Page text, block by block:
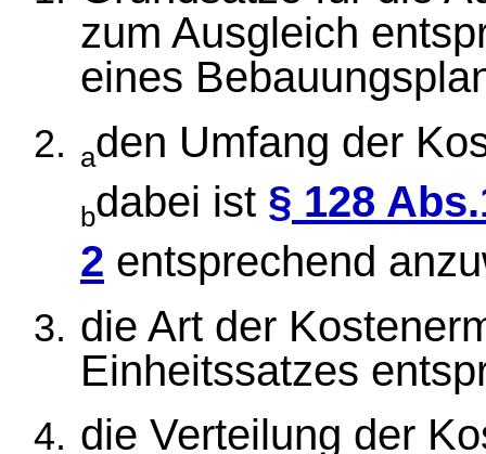
zum Ausgleich
eines
aden Umfang der
bdabei ist § 128
2 entsprechend
die Art der
Einheitssatzes
die Verteilung der